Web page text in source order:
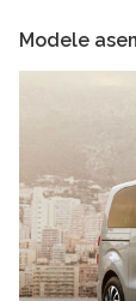
Modele